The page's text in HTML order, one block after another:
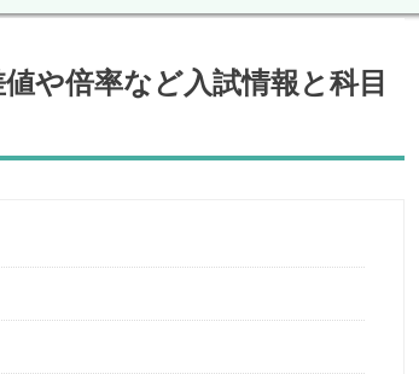
や倍率など入試情報と科目